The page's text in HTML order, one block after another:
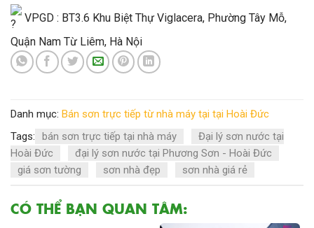
VPGD : BT3.6 Khu Biệt Thự Viglacera, Phường Tây Mỗ,
Quận Nam Từ Liêm, Hà Nội
Danh mục: Bán sơn trực tiếp từ nhà máy tại tại Hoài Đức
Tags:
bán sơn trực tiếp tại nhà máy
Đại lý sơn nước tại
Hoài Đức
đại lý sơn nước tại Phương Sơn - Hoài Đức
giá sơn tường
sơn nhà đẹp sơn nhà giá rẻ
CÓ THỂ BẠN QUAN TÂM: